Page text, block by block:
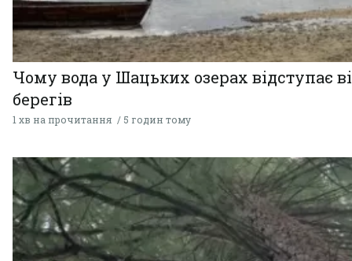
Чому вода у Шацьких озерах відступає
берегів
1 хв на прочитання 5 годин тому